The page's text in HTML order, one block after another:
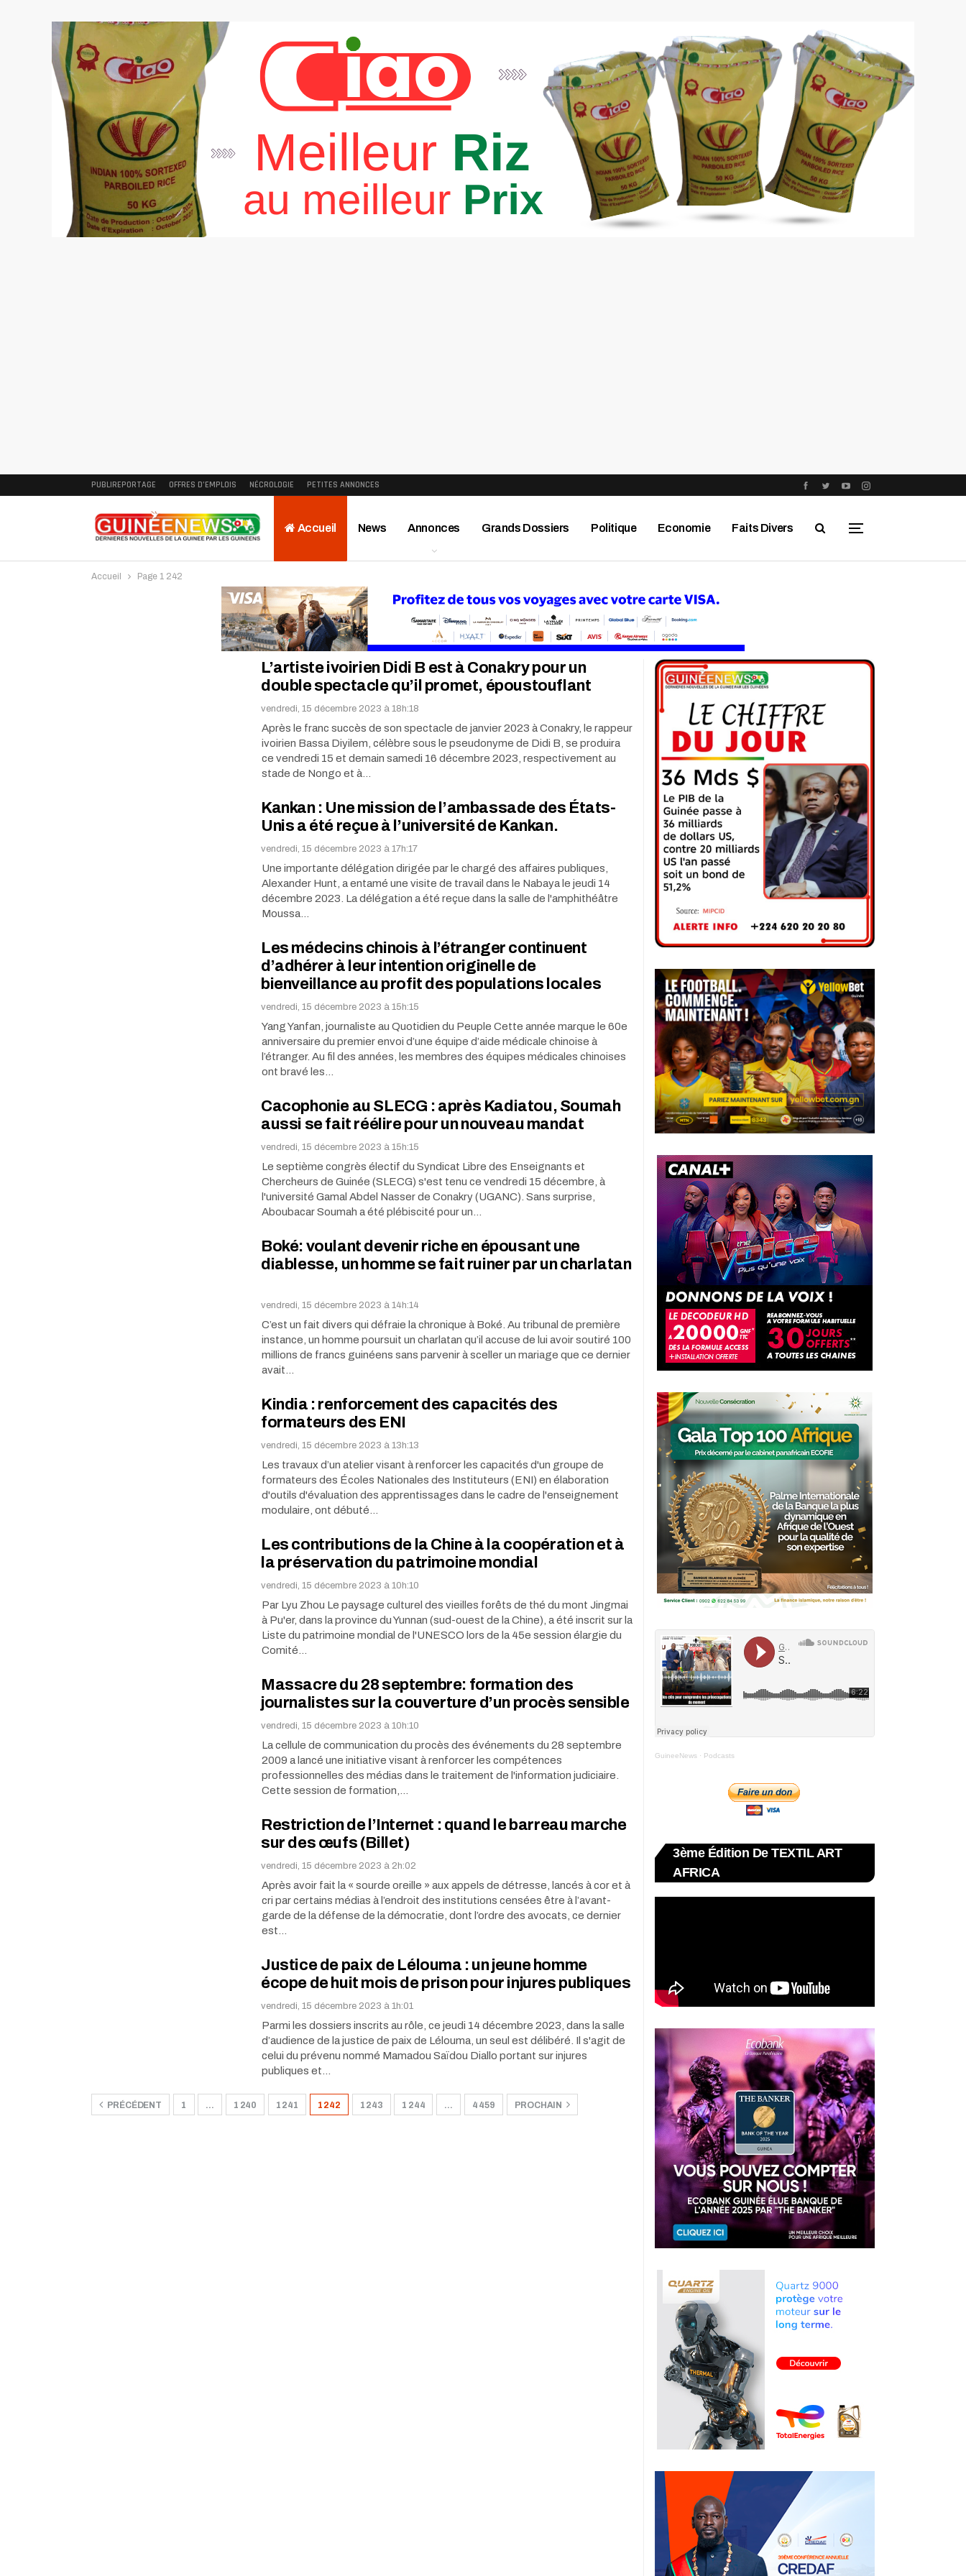
PUBLIREPORTAGE OFFRES D’EMPLOIS NÉCROLOGIE PETITES ANNONCES
Accueil News Annonces Grands Dossiers Politique Economie Faits Divers
Interviews Publireportage Région
Accueil Page 1 242
L’artiste ivoirien Didi B est à Conakry pour un
double spectacle qu’il promet, époustouflant
vendredi, 15 décembre 2023 à 18h:18
Après le franc succès de son spectacle de janvier 2023 à Conakry, le rappeur
ivoirien Bassa Diyilem, célèbre sous le pseudonyme de Didi B, se produira
ce vendredi 15 et demain samedi 16 décembre 2023, respectivement au
stade de Nongo et à…
Kankan : Une mission de l’ambassade des États-
Unis a été reçue à l’université de Kankan.
vendredi, 15 décembre 2023 à 17h:17
Une importante délégation dirigée par le chargé des affaires publiques,
Alexander Hunt, a entamé une visite de travail dans le Nabaya le jeudi 14
décembre 2023. La délégation a été reçue dans la salle de l'amphithéâtre
Moussa…
Les médecins chinois à l’étranger continuent
d’adhérer à leur intention originelle de
bienveillance au profit des populations locales
vendredi, 15 décembre 2023 à 15h:15
Yang Yanfan, journaliste au Quotidien du Peuple Cette année marque le 60e
anniversaire du premier envoi d’une équipe d’aide médicale chinoise à
l’étranger. Au fil des années, les membres des équipes médicales chinoises
ont bravé les…
Cacophonie au SLECG : après Kadiatou, Soumah
aussi se fait réélire pour un nouveau mandat
vendredi, 15 décembre 2023 à 15h:15
Le septième congrès électif du Syndicat Libre des Enseignants et
Chercheurs de Guinée (SLECG) s'est tenu ce vendredi 15 décembre, à
l'université Gamal Abdel Nasser de Conakry (UGANC). Sans surprise,
Aboubacar Soumah a été plébiscité pour un…
Boké: voulant devenir riche en épousant une
diablesse, un homme se fait ruiner par un charlatan
vendredi, 15 décembre 2023 à 14h:14
C’est un fait divers qui défraie la chronique à Boké. Au tribunal de première
instance, un homme poursuit un charlatan qu’il accuse de lui avoir soutiré 100
millions de francs guinéens sans parvenir à sceller un mariage que ce dernier
avait…
Kindia : renforcement des capacités des
formateurs des ENI
vendredi, 15 décembre 2023 à 13h:13
Les travaux d’un atelier visant à renforcer les capacités d'un groupe de
formateurs des Écoles Nationales des Instituteurs (ENI) en élaboration
d'outils d'évaluation des apprentissages dans le cadre de l'enseignement
modulaire, ont débuté…
Les contributions de la Chine à la coopération et à
la préservation du patrimoine mondial
vendredi, 15 décembre 2023 à 10h:10
Par Lyu Zhou Le paysage culturel des vieilles forêts de thé du mont Jingmai
à Pu'er, dans la province du Yunnan (sud-ouest de la Chine), a été inscrit sur la
Liste du patrimoine mondial de l'UNESCO lors de la 45e session élargie du
Comité…
Massacre du 28 septembre: formation des
journalistes sur la couverture d’un procès sensible
vendredi, 15 décembre 2023 à 10h:10
La cellule de communication du procès des événements du 28 septembre
2009 a lancé une initiative visant à renforcer les compétences
professionnelles des médias dans le traitement de l'information judiciaire.
Cette session de formation,…
Restriction de l’Internet : quand le barreau marche
sur des œufs (Billet)
vendredi, 15 décembre 2023 à 2h:02
Après avoir fait la « sourde oreille » aux appels de détresse, lancés à cor et à
cri par certains médias à l’endroit des institutions censées être à l’avant-
garde de la défense de la démocratie, dont l’ordre des avocats, ce dernier
est…
Justice de paix de Lélouma : un jeune homme
écope de huit mois de prison pour injures publiques
vendredi, 15 décembre 2023 à 1h:01
Parmi les dossiers inscrits au rôle, ce jeudi 14 décembre 2023, dans la salle
d’audience de la justice de paix de Lélouma, un seul est délibéré. Il s'agit de
celui du prévenu nommé Mamadou Saïdou Diallo portant sur injures
publiques et…
PRÉCÉDENT 1 … 1 240 1 241 1 242 1 243 1 244 … 4 459 PROCHAIN
GuineeNews · Podcasts
3ème Édition De TEXTIL ART
AFRICA